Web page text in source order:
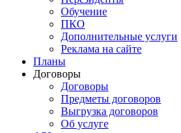
Обучение
ПКО
Дополнительные услуги
Реклама на сайте
Планы
Договоры
Договоры
Предметы договоров
Выгрузка договоров
Об услуге